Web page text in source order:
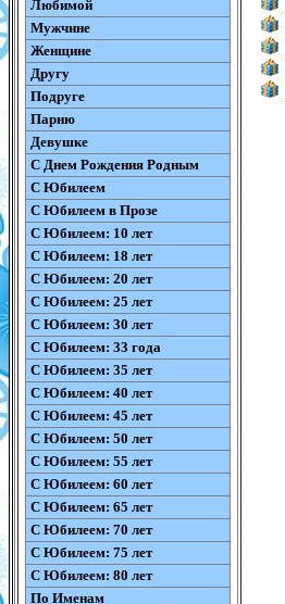
Любимой
Мужчине
Женщине
Другу
Подруге
Парню
Девушке
С Днем Рождения Родным
С Юбилеем
С Юбилеем в Прозе
С Юбилеем: 10 лет
С Юбилеем: 18 лет
С Юбилеем: 20 лет
С Юбилеем: 25 лет
С Юбилеем: 30 лет
С Юбилеем: 33 года
С Юбилеем: 35 лет
С Юбилеем: 40 лет
С Юбилеем: 45 лет
С Юбилеем: 50 лет
С Юбилеем: 55 лет
С Юбилеем: 60 лет
С Юбилеем: 65 лет
С Юбилеем: 70 лет
С Юбилеем: 75 лет
С Юбилеем: 80 лет
По Именам